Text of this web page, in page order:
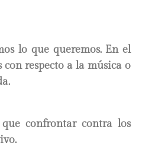
lo que queremos. En el
respecto a la música o
confrontar contra los